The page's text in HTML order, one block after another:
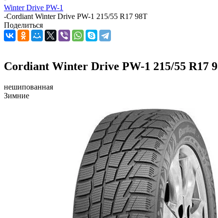
Winter Drive PW-1
-Cordiant Winter Drive PW-1 215/55 R17 98T
Поделиться
Cordiant Winter Drive PW-1 215/55 R17
нешипованная
Зимние